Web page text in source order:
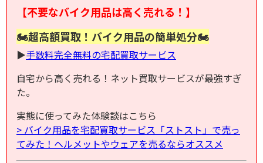
【不要なバイク用品は高く売れる！】
🏍超高額買取！バイク用品の簡単処分🏍
▶︎手数料完全無料の宅配買取サービス
自宅から高く売れる！ネット買取サービスが最強すぎ
た。
実態に使ってみた体験談はこちら
> バイク用品を宅配買取サービス「ストスト」で売っ
てみた！ヘルメットやウェアを売るならオススメ